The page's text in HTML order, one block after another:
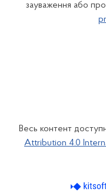
зауваження або
Весь контент
Attribution 4.0